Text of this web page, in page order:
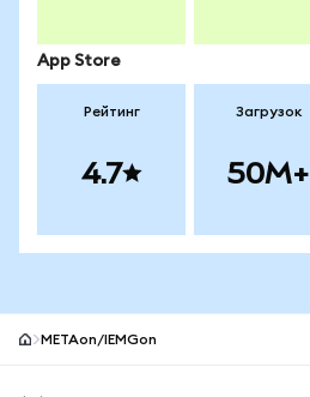
App Store
Рейтинг
4.7
Загрузок
50M+
METAon/IEMGon